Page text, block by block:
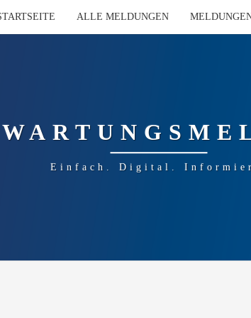
ALLE MELDUNGEN
Einfach. Digital.